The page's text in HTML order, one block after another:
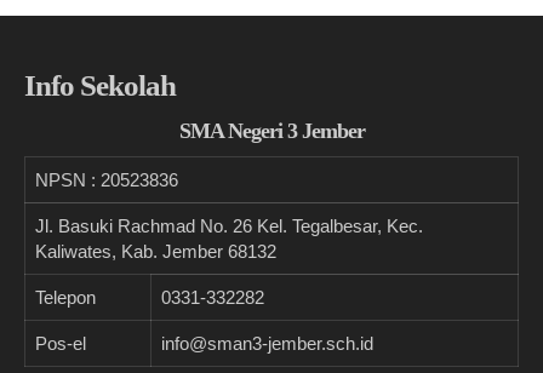
Info Sekolah
SMA Negeri 3 Jember
NPSN : 20523836
Jl. Basuki Rachmad No. 26 Kel. Tegalbesar, Kec.
Kaliwates, Kab. Jember 68132
Telepon 0331-332282
Pos-el info@sman3-jember.sch.id